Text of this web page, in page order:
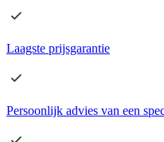
Laagste prijsgarantie
Persoonlijk advies van een